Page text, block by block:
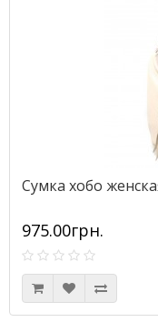
Сумка хобо
975.00грн.